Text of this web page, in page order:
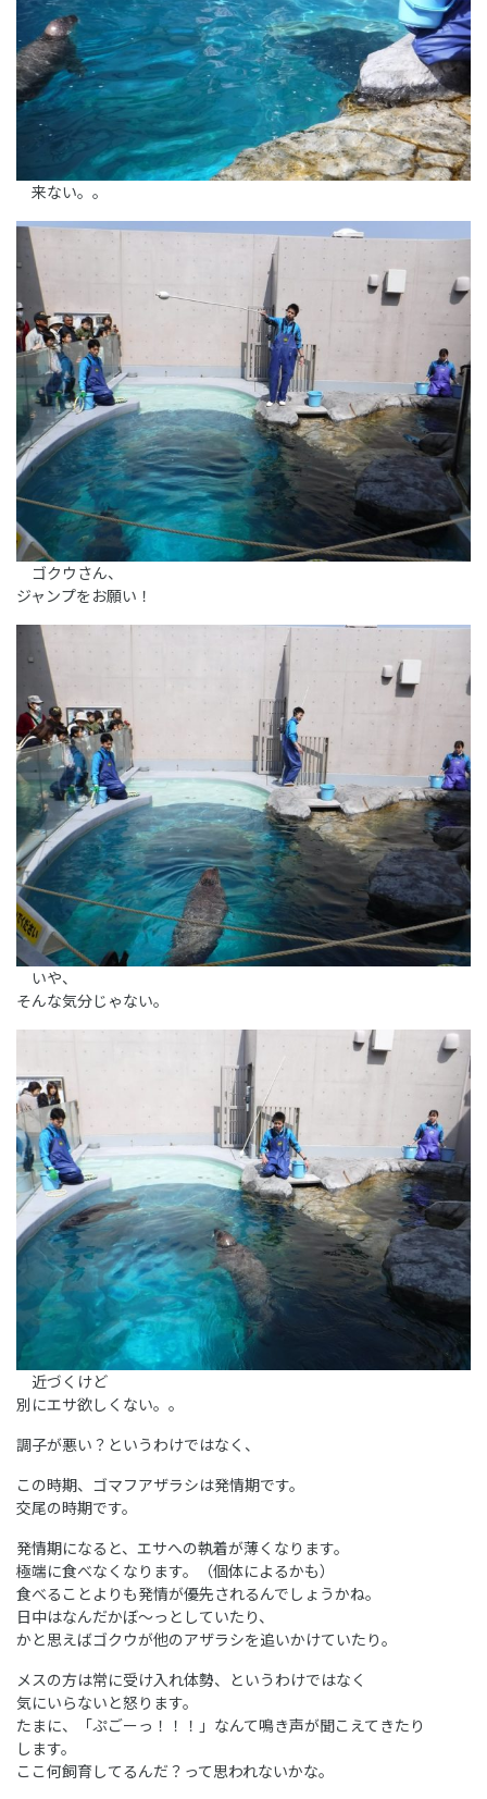
来ない。。
ゴクウさん、
ジャンプをお願い！
いや、
そんな気分じゃない。
近づくけど
別にエサ欲しくない。。
調子が悪い？というわけではなく、
この時期、ゴマフアザラシは発情期です。
交尾の時期です。
発情期になると、エサへの執着が薄くなります。
極端に食べなくなります。（個体によるかも）
食べることよりも発情が優先されるんでしょうかね。
日中はなんだかぼ～っとしていたり、
かと思えばゴクウが他のアザラシを追いかけていたり。
メスの方は常に受け入れ体勢、というわけではなく
気にいらないと怒ります。
たまに、「ぷごーっ！！！」なんて鳴き声が聞こえてきたり
します。
ここ何飼育してるんだ？って思われないかな。